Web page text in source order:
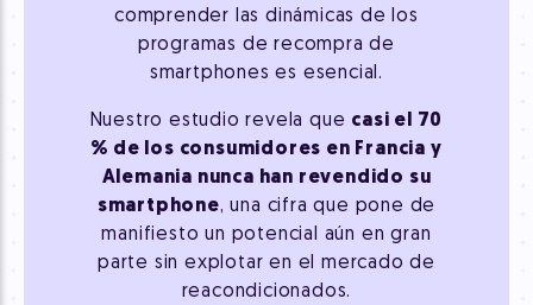
comprender las dinámicas de los
programas de recompra de
smartphones es esencial.
Nuestro estudio revela que casi el 70
% de los consumidores en Francia y
Alemania nunca han revendido su
smartphone, una cifra que pone de
manifiesto un potencial aún en gran
parte sin explotar en el mercado de
reacondicionados.